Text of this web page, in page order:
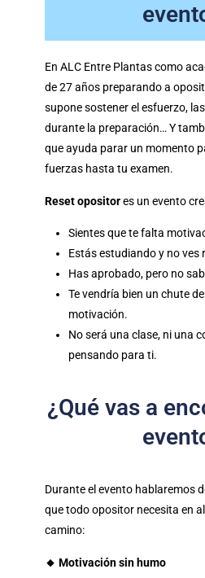
En ALC Entre Plantas como
de 27 años preparando a
supone sostener el esfuerzo,
durante la preparación… Y
que ayuda parar un momento
fuerzas hasta tu examen.
Reset opositores un evento
Sientes que te falta
Estás estudiando y no ves
Has aprobado, pero no
Te vendría bien un chute
motivación.
No será una clase, ni una
pensando para ti.
¿Qué vas a
Durante el evento hablaremos
que todo opositor necesita en
camino:
🔸 Motivación sin humo